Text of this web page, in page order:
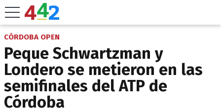
CÓRDOBA OPEN
Peque Schwartzman y
Londero se metieron en las
semifinales del ATP de
Córdoba